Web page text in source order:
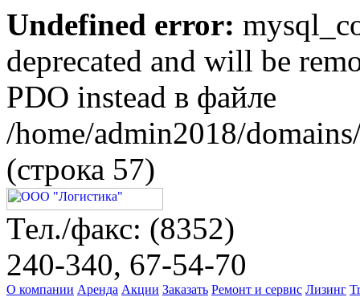
Undefined error:
deprecated and will be
PDO instead в файле
/home/admin2018/
(строка 57)
Тел./факс: (8352)
240-340, 67-54-70
О компании Аренда Акции Заказать Ремонт и сервис Лизинг